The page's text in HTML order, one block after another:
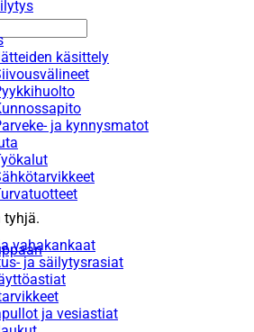
tyhjä.
käsittely
ja kynnysmatot
vahakankaat
ja säilytysrasiat
ja vesiastiat